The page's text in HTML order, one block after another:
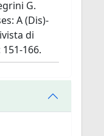
G.
A (Dis)-
di
166.